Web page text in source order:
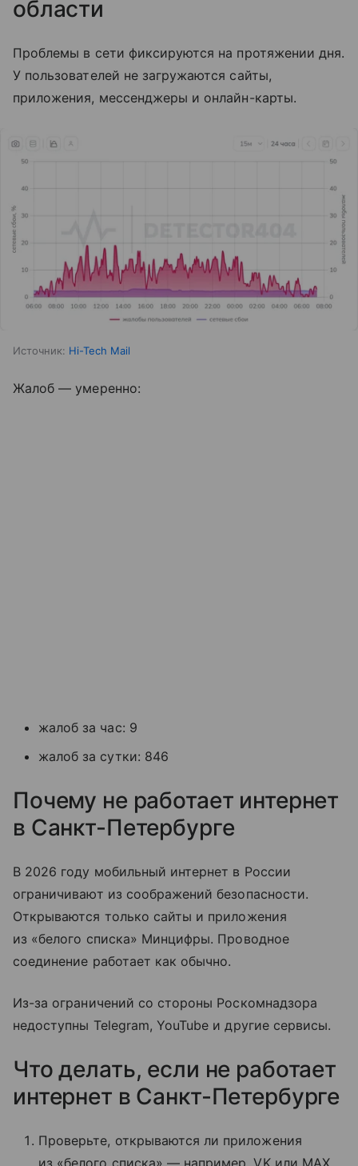
области
Проблемы в сети фиксируются на протяжении дня.
У пользователей не загружаются сайты,
приложения, мессенджеры и онлайн-карты.
Источник: Hi-Tech Mail
Жалоб — умеренно:
жалоб за час: 9
жалоб за сутки: 846
Почему не работает интернет
в Санкт-Петербурге
В 2026 году мобильный интернет в России
ограничивают из соображений безопасности.
Открываются только сайты и приложения
из «белого списка» Минцифры. Проводное
соединение работает как обычно.
Из-за ограничений со стороны Роскомнадзора
недоступны Telegram, YouTube и другие сервисы.
Что делать, если не работает
интернет в Санкт-Петербурге
Проверьте, открываются ли приложения
из «белого списка» — например, VK или MAX.